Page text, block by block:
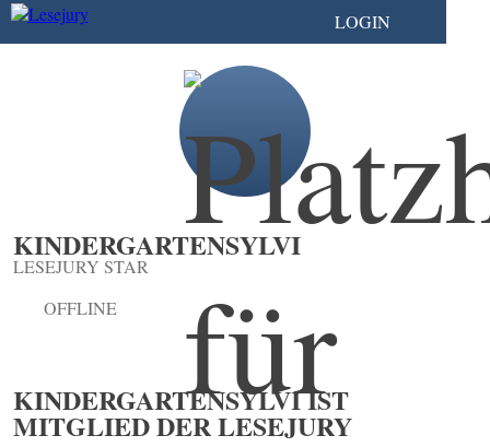
LOGIN
KINDERGARTENSYLVI
LESEJURY STAR
OFFLINE
KINDERGARTENSYLVI IST
MITGLIED DER LESEJURY